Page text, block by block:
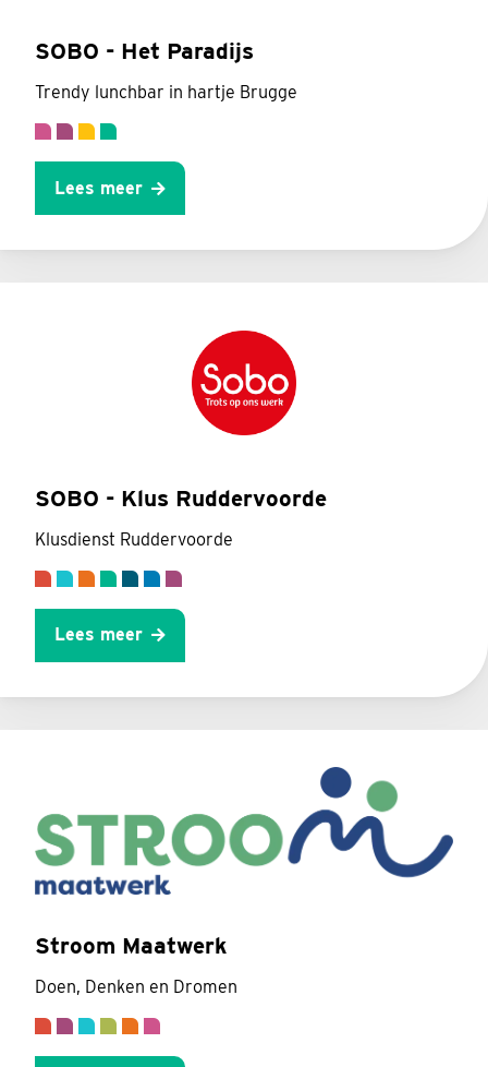
SOBO - Het Paradijs
Trendy lunchbar in hartje Brugge
Lees meer
SOBO - Klus Ruddervoorde
Klusdienst Ruddervoorde
Lees meer
Stroom Maatwerk
Doen, Denken en Dromen